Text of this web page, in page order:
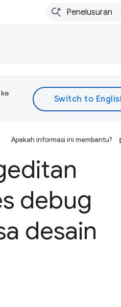
Apakah informasi ini membantu?
debug
desain